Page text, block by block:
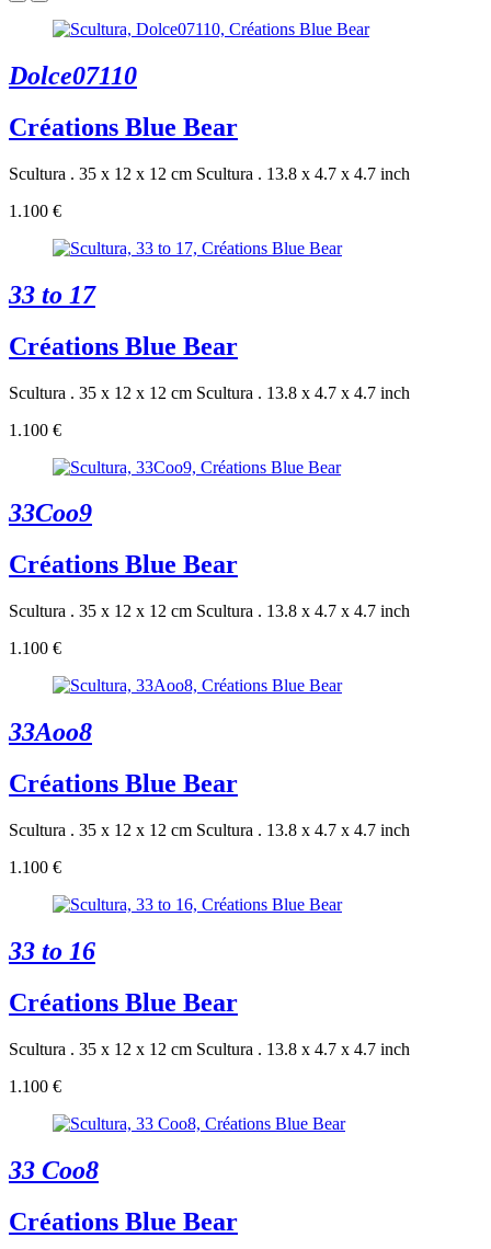
Dolce07110
Créations Blue Bear
Scultura . 35 x 12 x 12 cm Scultura . 13.8 x 4.7 x 4.7 inch
1.100 €
33 to 17
Créations Blue Bear
Scultura . 35 x 12 x 12 cm Scultura . 13.8 x 4.7 x 4.7 inch
1.100 €
33Coo9
Créations Blue Bear
Scultura . 35 x 12 x 12 cm Scultura . 13.8 x 4.7 x 4.7 inch
1.100 €
33Aoo8
Créations Blue Bear
Scultura . 35 x 12 x 12 cm Scultura . 13.8 x 4.7 x 4.7 inch
1.100 €
33 to 16
Créations Blue Bear
Scultura . 35 x 12 x 12 cm Scultura . 13.8 x 4.7 x 4.7 inch
1.100 €
33 Coo8
Créations Blue Bear